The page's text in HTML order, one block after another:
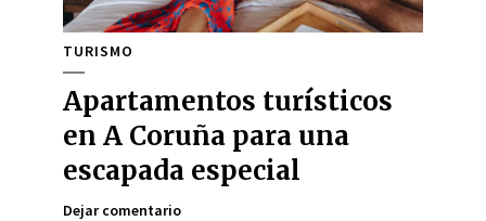
TURISMO
Apartamentos turísticos
en A Coruña para una
escapada especial
Dejar comentario